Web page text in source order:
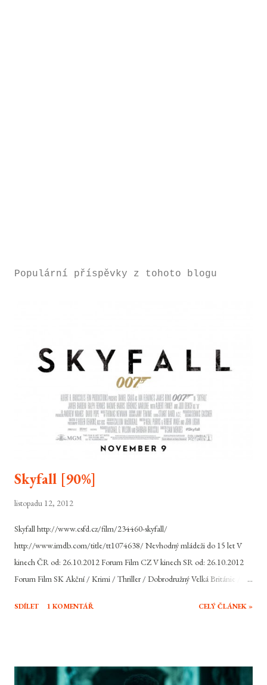
Populární příspěvky z tohoto blogu
Skyfall [90%]
listopadu 12, 2012
Skyfall http://www.csfd.cz/film/234460-skyfall/
http://www.imdb.com/title/tt1074638/ Nevhodný mládeži do 15 let V
kinech ČR od: 26.10.2012 Forum Film CZ V kinech SR od: 26.10.2012
Forum Film SK Akční / Krimi / Thriller / Dobrodružný Velká Británie /
Wade, John Logan Hudba: Thomas Newman Hrají: Daniel Craig, Judi
ženy, Martini a rychlá auta. Britskou špičku mezi akčními hrdiny filmového
SDÍLET 1 KOMENTÁŘ CELÝ ČLÁNEK »